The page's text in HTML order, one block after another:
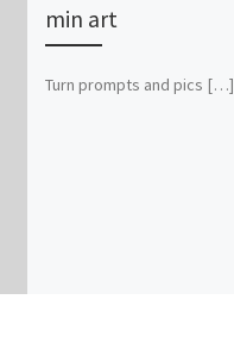
min art
Turn prompts and pics […]